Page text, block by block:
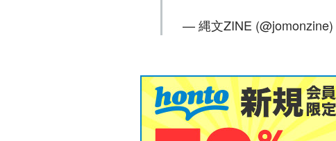
— 縄文ZINE (@jomonzine)